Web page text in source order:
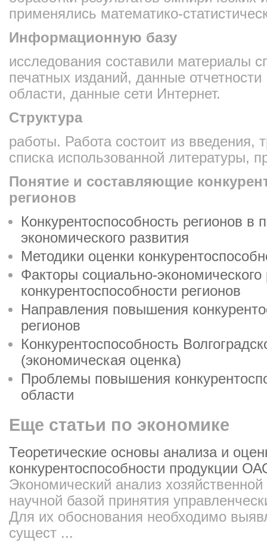
применялись математико-
Информационную базу
исследования составили материалы
печатных изданий, данные отчетности
области, данные сети Интернет.
Структура
работы. Работа состоит из введения,
списка использованной литературы,
Понятие и составляющие
регионов
Конкурентоспособность регионов в
экономического развития
Методики оценки
Факторы социально-экономического
конкурентоспособности регионов
Направления повышения
регионов
Конкурентоспособность
(экономическая оценка)
Проблемы повышения
области
Еще статьи по экономике
Теоретические основы анализа и
конкурентоспособности продукции
Экономический анализ
научной базой принятия
Для их обоснования необходимо
сущест ...